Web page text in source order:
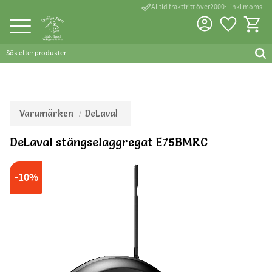
Meny
done_outlineAlltid fraktfritt över2000:- inkl moms
Favoriter
Varumärken DeLaval
DeLaval stängselaggregat E75BMRC
10%